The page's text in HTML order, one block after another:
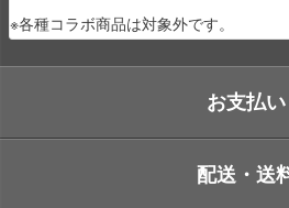
※各種コラボ商品は対象外です。
お支払い
配送・送